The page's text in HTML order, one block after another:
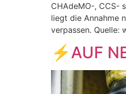
CHAdeMO-, CCS-
liegt die Annahme
verpassen. Quelle:
⚡️AUF